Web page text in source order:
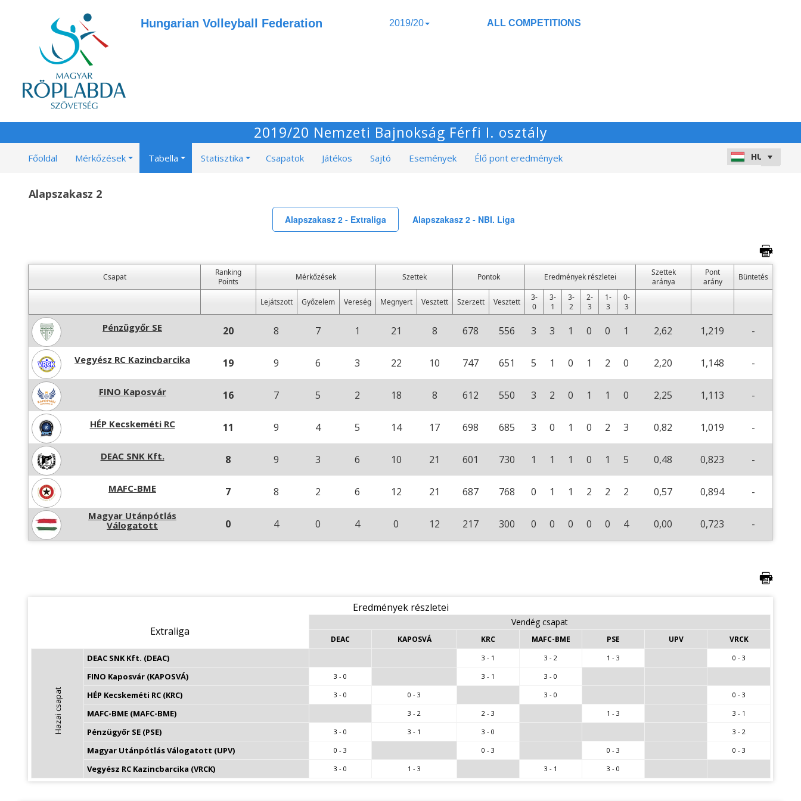
Hungarian Volleyball Federation 2019/20 ALL COMPETITIONS
2019/20 Nemzeti Bajnokság Férfi I. osztály
Főoldal Mérkőzések Tabella Statisztika Csapatok Játékos Sajtó Események Élő pont eredmények
Alapszakasz 2
Alapszakasz 2 - Extraliga Alapszakasz 2 - NBI. Liga
Csapat
Ranking
Points
Mérkőzések Szettek Pontok Eredmények részletei
Szettek
aránya
Pont
arány
Büntetés
Lejátszott Győzelem Vereség Megnyert Vesztett Szerzett Vesztett
3-
0
3-
1
3-
2
2-
3
1-
3
0-
3
Pénzügyőr SE 20 8 7 1 21 8 678 556 3 3 1 0 0 1 2,62 1,219 -
Vegyész RC Kazincbarcika 19 9 6 3 22 10 747 651 5 1 0 1 2 0 2,20 1,148 -
FINO Kaposvár 16 7 5 2 18 8 612 550 3 2 0 1 1 0 2,25 1,113 -
HÉP Kecskeméti RC 11 9 4 5 14 17 698 685 3 0 1 0 2 3 0,82 1,019 -
DEAC SNK Kft. 8 9 3 6 10 21 601 730 1 1 1 0 1 5 0,48 0,823 -
MAFC-BME 7 8 2 6 12 21 687 768 0 1 1 2 2 2 0,57 0,894 -
Magyar Utánpótlás
Válogatott
0 4 0 4 0 12 217 300 0 0 0 0 0 4 0,00 0,723 -
Eredmények részletei
Extraliga
Vendég csapat
DEAC KAPOSVÁ KRC MAFC-BME PSE UPV VRCK
Hazai csapat
DEAC SNK Kft. (DEAC) 3 - 1 3 - 2 1 - 3 0 - 3
FINO Kaposvár (KAPOSVÁ) 3 - 0 3 - 1 3 - 0
HÉP Kecskeméti RC (KRC) 3 - 0 0 - 3 3 - 0 0 - 3
MAFC-BME (MAFC-BME) 3 - 2 2 - 3 1 - 3 3 - 1
Pénzügyőr SE (PSE) 3 - 0 3 - 1 3 - 0 3 - 2
Magyar Utánpótlás Válogatott (UPV) 0 - 3 0 - 3 0 - 3 0 - 3
Vegyész RC Kazincbarcika (VRCK) 3 - 0 1 - 3 3 - 1 3 - 0